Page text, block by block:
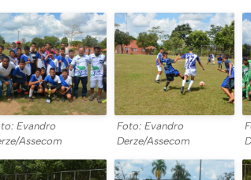
Evandro
Assecom
Foto: Evandro
Derze/Assecom